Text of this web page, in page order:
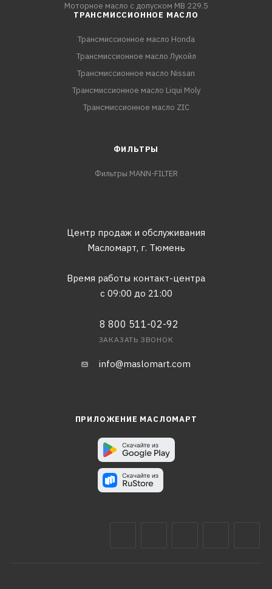
Моторное масло с допуском MB 229.5
ТРАНСМИССИОННОЕ МАСЛО
Трансмиссионное масло Honda
Трансмиссионное масло Лукойл
Трансмиссионное масло Nissan
Трансмиссионное масло Liqui Moly
Трансмиссионное масло ZIC
ФИЛЬТРЫ
Фильтры MANN-FILTER
Центр продаж и обслуживания
Масломарт, г. Тюмень
Время работы контакт-центра
с 09:00 до 21:00
8 800 511-02-92
ЗАКАЗАТЬ ЗВОНОК
info@maslomart.com
ПРИЛОЖЕНИЕ МАСЛОМАРТ